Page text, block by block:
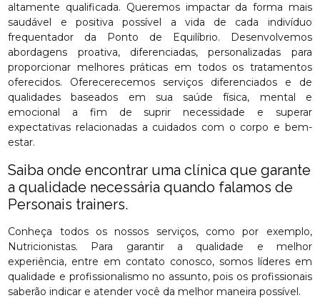
altamente qualificada. Queremos impactar da forma mais
saudável e positiva possível a vida de cada indivíduo
frequentador da Ponto de Equilíbrio. Desenvolvemos
abordagens proativa, diferenciadas, personalizadas para
proporcionar melhores práticas em todos os tratamentos
oferecidos. Oferecerecemos serviços diferenciados e de
qualidades baseados em sua saúde física, mental e
emocional a fim de suprir necessidade e superar
expectativas relacionadas a cuidados com o corpo e bem-
estar.
Saiba onde encontrar uma clínica que garante
a qualidade necessária quando falamos de
Personais trainers.
Conheça todos os nossos serviços, como por exemplo,
Nutricionistas. Para garantir a qualidade e melhor
experiência, entre em contato conosco, somos líderes em
qualidade e profissionalismo no assunto, pois os profissionais
saberão indicar e atender você da melhor maneira possível.